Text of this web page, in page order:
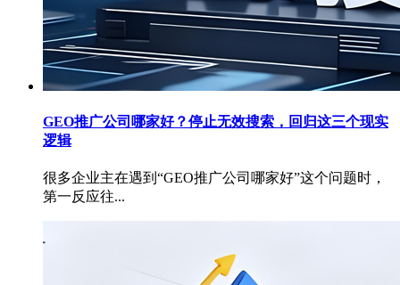
GEO推广公司哪家好？停止无效搜索，回归这三个现实
逻辑
很多企业主在遇到“GEO推广公司哪家好”这个问题时，
第一反应往...